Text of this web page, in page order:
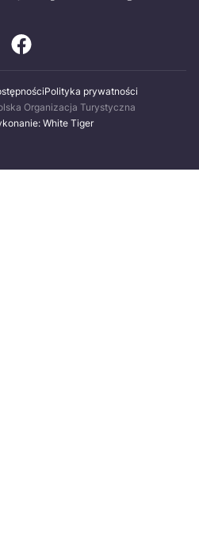
Polityka prywatności
Organizacja Turystyczna
White Tiger